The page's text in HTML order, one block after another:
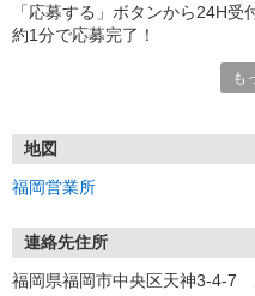
「応募する」ボタンから24H受
約1分で応募完了！
①応募から3営業日を目安に、
★スマホでWEB面接（LINEな
す
③面接実施（履歴書不要）
も
地図
福岡営業所
連絡先住所
福岡県福岡市中央区天神3-4-7